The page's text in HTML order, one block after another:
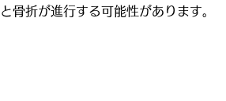
骨折が進行する可能性があります。